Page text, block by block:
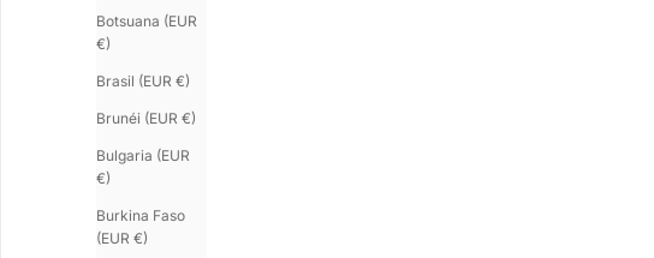
Botsuana (EUR
€)
Brasil (EUR €)
Brunéi (EUR €)
Bulgaria (EUR
€)
Burkina Faso
(EUR €)
Brazalete mujer plata